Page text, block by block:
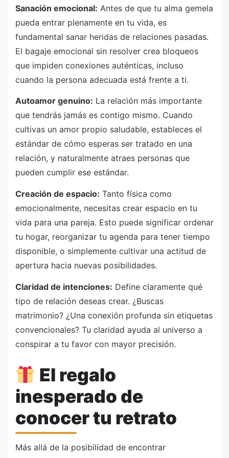
Sanación emocional: Antes de que tu alma gemela
pueda entrar plenamente en tu vida, es
fundamental sanar heridas de relaciones pasadas.
El bagaje emocional sin resolver crea bloqueos
que impiden conexiones auténticas, incluso
cuando la persona adecuada está frente a ti.
Autoamor genuino: La relación más importante
que tendrás jamás es contigo mismo. Cuando
cultivas un amor propio saludable, estableces el
estándar de cómo esperas ser tratado en una
relación, y naturalmente atraes personas que
pueden cumplir ese estándar.
Creación de espacio: Tanto física como
emocionalmente, necesitas crear espacio en tu
vida para una pareja. Esto puede significar ordenar
tu hogar, reorganizar tu agenda para tener tiempo
disponible, o simplemente cultivar una actitud de
apertura hacia nuevas posibilidades.
Claridad de intenciones: Define claramente qué
tipo de relación deseas crear. ¿Buscas
matrimonio? ¿Una conexión profunda sin etiquetas
convencionales? Tu claridad ayuda al universo a
conspirar a tu favor con mayor precisión.
El regalo
inesperado de
conocer tu retrato
Más allá de la posibilidad de encontrar